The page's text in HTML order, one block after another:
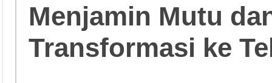
Menjamin Mutu
Transformasi ke